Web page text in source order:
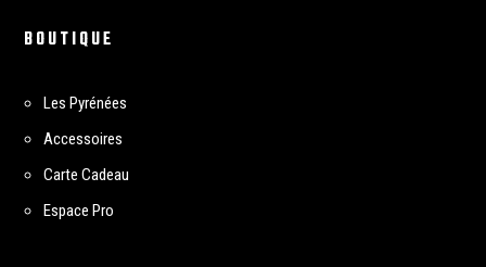
BOUTIQUE
Les Pyrénées
Accessoires
Carte Cadeau
Espace Pro